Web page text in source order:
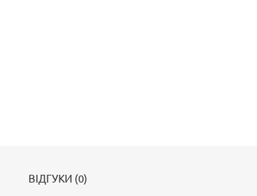
ВІДГУКИ (0)